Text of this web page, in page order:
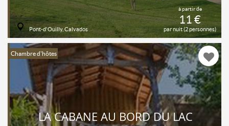
à partir de
11 €
par nuit (2 personnes)
Pont-d'Ouilly, Calvados
Chambre d'hôtes
LA CABANE AU BORD DU LAC